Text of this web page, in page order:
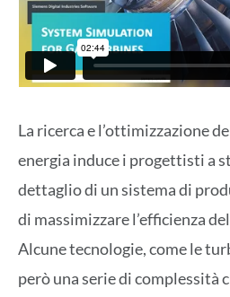
La ricerca e l’ottimizzazione
energia induce i progettisti a
dettaglio di un sistema di
di massimizzare l’efficienza
Alcune tecnologie, come le
però una serie di complessità